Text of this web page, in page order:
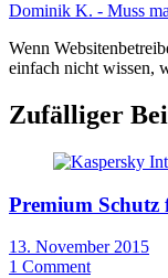
Dominik K. - Muss
Wenn
einfach nicht wissen,
Zufälliger
Premium Schutz
13. November 2015
1 Comment